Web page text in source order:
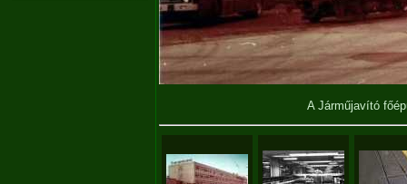
A Járműjavító